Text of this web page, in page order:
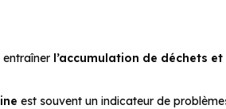
l’accumulation de déchets
est souvent un indicateur de